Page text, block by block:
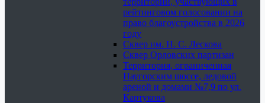
рейтинговом голосовании на
право благоустройства в 2026
году
Сквер им. Н. С. Лескова
Сквер Орловских партизан
Территория, ограниченная
Наугорским шоссе, ледовой
ареной и домами №7,9 по ул.
Картукова